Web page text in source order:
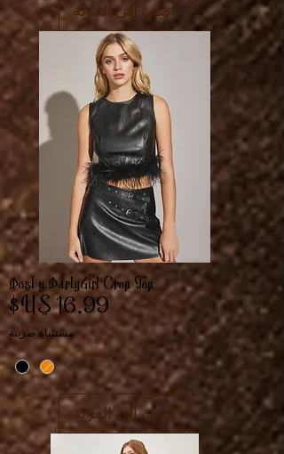
أضِف إلى العربة
Post y PartyGirl Crop Top
السعر
مستثناة ضريبة
أضِف إلى العربة